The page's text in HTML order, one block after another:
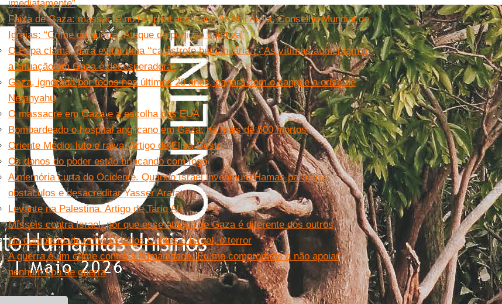
imediatamente”
Faixa de Gaza: massacre no hospital anglicano Al-Ahli Arabi. Conselho Mundial de
Igrejas: “Crime de guerra. Ataque de punição coletiva”
O Papa clama, para evitar uma ‘‘catástrofe humanitária’’: “As vítimas aumentam e
a situação em Gaza é desesperadora”
Gaza, ignorada por todos nos últimos 20 anos, pagará com o sangue a crise de
Netanyahu
O massacre em Gaza e a escolha dos EUA
Bombardeado o hospital anglicano em Gaza: há mais de 500 mortos
Oriente Médio: luto e raiva. Artigo de Elisa Gestri
Os donos do poder estão brincando com fogo
A memória curta do Ocidente. Quando Israel inventou o Hamas para criar
obstáculos e desacreditar Yasser Arafat
Levante na Palestina. Artigo de Tariq Ali
Mísseis contra Israel, por que esse ataque de Gaza é diferente dos outros
Na cumplicidade entre Estados Unidos e Israel, o terror
A guerra é um crime contra a humanidade. Eu me comprometo a não apoiar
nenhum tipo de guerra